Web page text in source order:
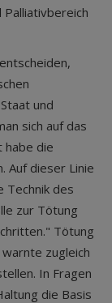
und
sich auf das
habe die
Auf dieser Linie
Technik des
zur Tötung
Tötung
zugleich
In Fragen
die Basis